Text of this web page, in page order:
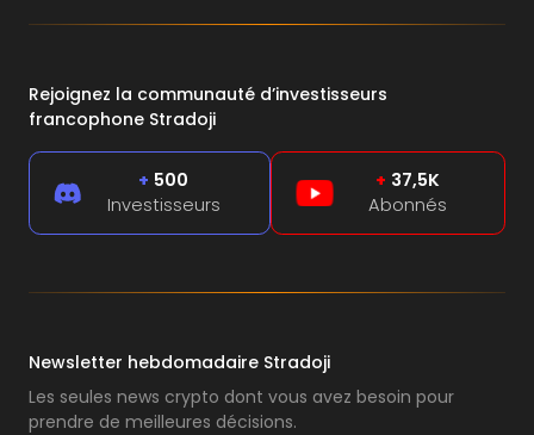
Rejoignez la communauté d’investisseurs
francophone Stradoji
+ 500
Investisseurs
+ 37,5K
Abonnés
Newsletter hebdomadaire Stradoji
Les seules news crypto dont vous avez besoin pour
prendre de meilleures décisions.